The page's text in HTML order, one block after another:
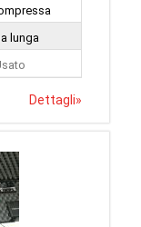
lunga
Dettagli»